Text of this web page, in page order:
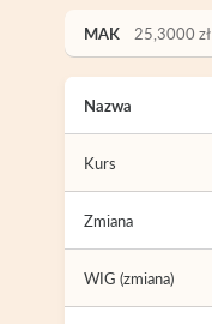
MAK 25,3000 zł
Nazwa
Kurs
Zmiana
WIG (zmiana)